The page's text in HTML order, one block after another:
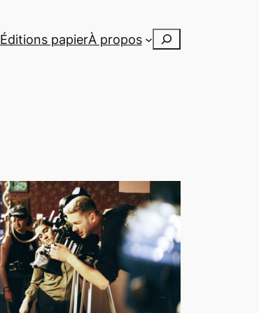
Éditions papierÀ propos Rechercher